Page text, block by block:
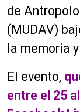
de
(MUDAV)
la memoria
El evento,
entre el 25